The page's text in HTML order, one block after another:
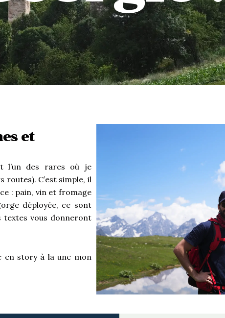
et
l’un des rares où je
C’est simple, il
: pain, vin et fromage
déployée, ce sont
textes vous donneront
en story à la une mon